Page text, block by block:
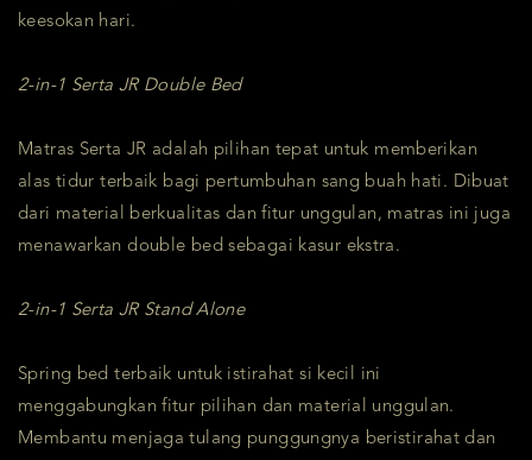
keesokan hari.
2-in-1 Serta JR Double Bed
Matras Serta JR adalah pilihan tepat untuk memberikan
alas tidur terbaik bagi pertumbuhan sang buah hati. Dibuat
dari material berkualitas dan fitur unggulan, matras ini juga
menawarkan double bed sebagai kasur ekstra.
2-in-1 Serta JR Stand Alone
Spring bed terbaik untuk istirahat si kecil ini
menggabungkan fitur pilihan dan material unggulan.
Membantu menjaga tulang punggungnya beristirahat dan